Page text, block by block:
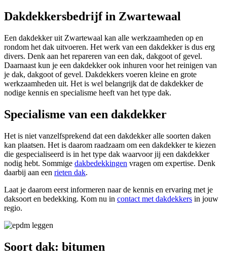
Dakdekkersbedrijf in Zwartewaal
Een dakdekker uit Zwartewaal kan alle werkzaamheden op en
rondom het dak uitvoeren. Het werk van een dakdekker is dus erg
divers. Denk aan het repareren van een dak, dakgoot of gevel.
Daarnaast kun je een dakdekker ook inhuren voor het reinigen van
je dak, dakgoot of gevel. Dakdekkers voeren kleine en grote
werkzaamheden uit. Het is wel belangrijk dat de dakdekker de
nodige kennis en specialisme heeft van het type dak.
Specialisme van een dakdekker
Het is niet vanzelfsprekend dat een dakdekker alle soorten daken
kan plaatsen. Het is daarom raadzaam om een dakdekker te kiezen
die gespecialiseerd is in het type dak waarvoor jij een dakdekker
nodig hebt. Sommige dakbedekkingen vragen om expertise. Denk
daarbij aan een rieten dak.
Laat je daarom eerst informeren naar de kennis en ervaring met je
daksoort en bedekking. Kom nu in contact met dakdekkers in jouw
regio.
Soort dak: bitumen